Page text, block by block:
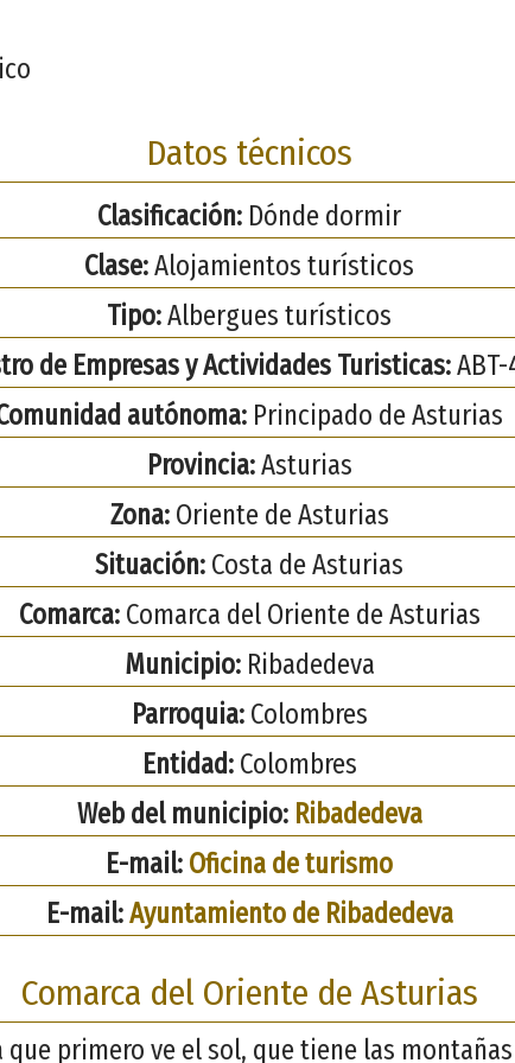
Datos técnicos
Clasificación: Dónde dormir
Clase:Alojamientos turísticos
Tipo:Albergues turísticos
de Empresas y Actividades Turisticas:ABT-
autónoma: Principado de Asturias
Provincia:Asturias
Zona:Oriente de Asturias
Situación: Costa de Asturias
Comarca:Comarca del Oriente de Asturias
Municipio:Ribadedeva
Parroquia:Colombres
Entidad:Colombres
Web del municipio: Ribadedeva
E-mail: Oficina de turismo
E-mail:Ayuntamiento de Ribadedeva
Comarca del Oriente de Asturias
que primero ve el sol, que tiene las